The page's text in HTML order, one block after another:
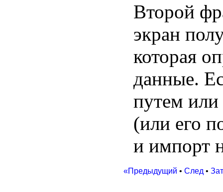
Второй
экран
которая
данные.
путем или
(или его
и импорт
«Предыдущий • След •